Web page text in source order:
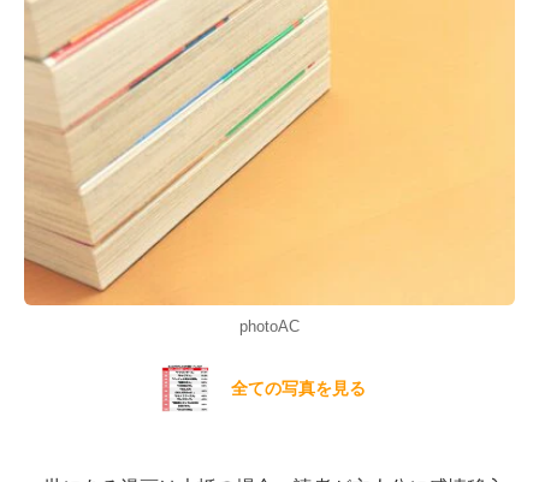
photoAC
全ての写真を見る